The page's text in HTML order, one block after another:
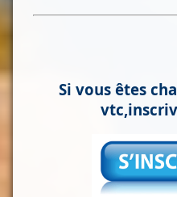
Si vous êtes